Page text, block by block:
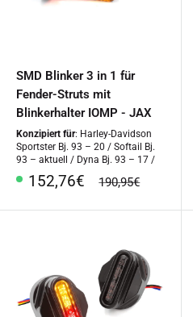
SMD Blinker 3 in 1 für
Fender-Struts mit
Blinkerhalter IOMP - JAX
Konzipiert für: Harley-Davidson
Sportster Bj. 93 – 20 / Softail Bj.
93 – aktuell / Dyna Bj. 93 – 17 /
Sonderpreis
152,76€ Normalpreis
190,95€